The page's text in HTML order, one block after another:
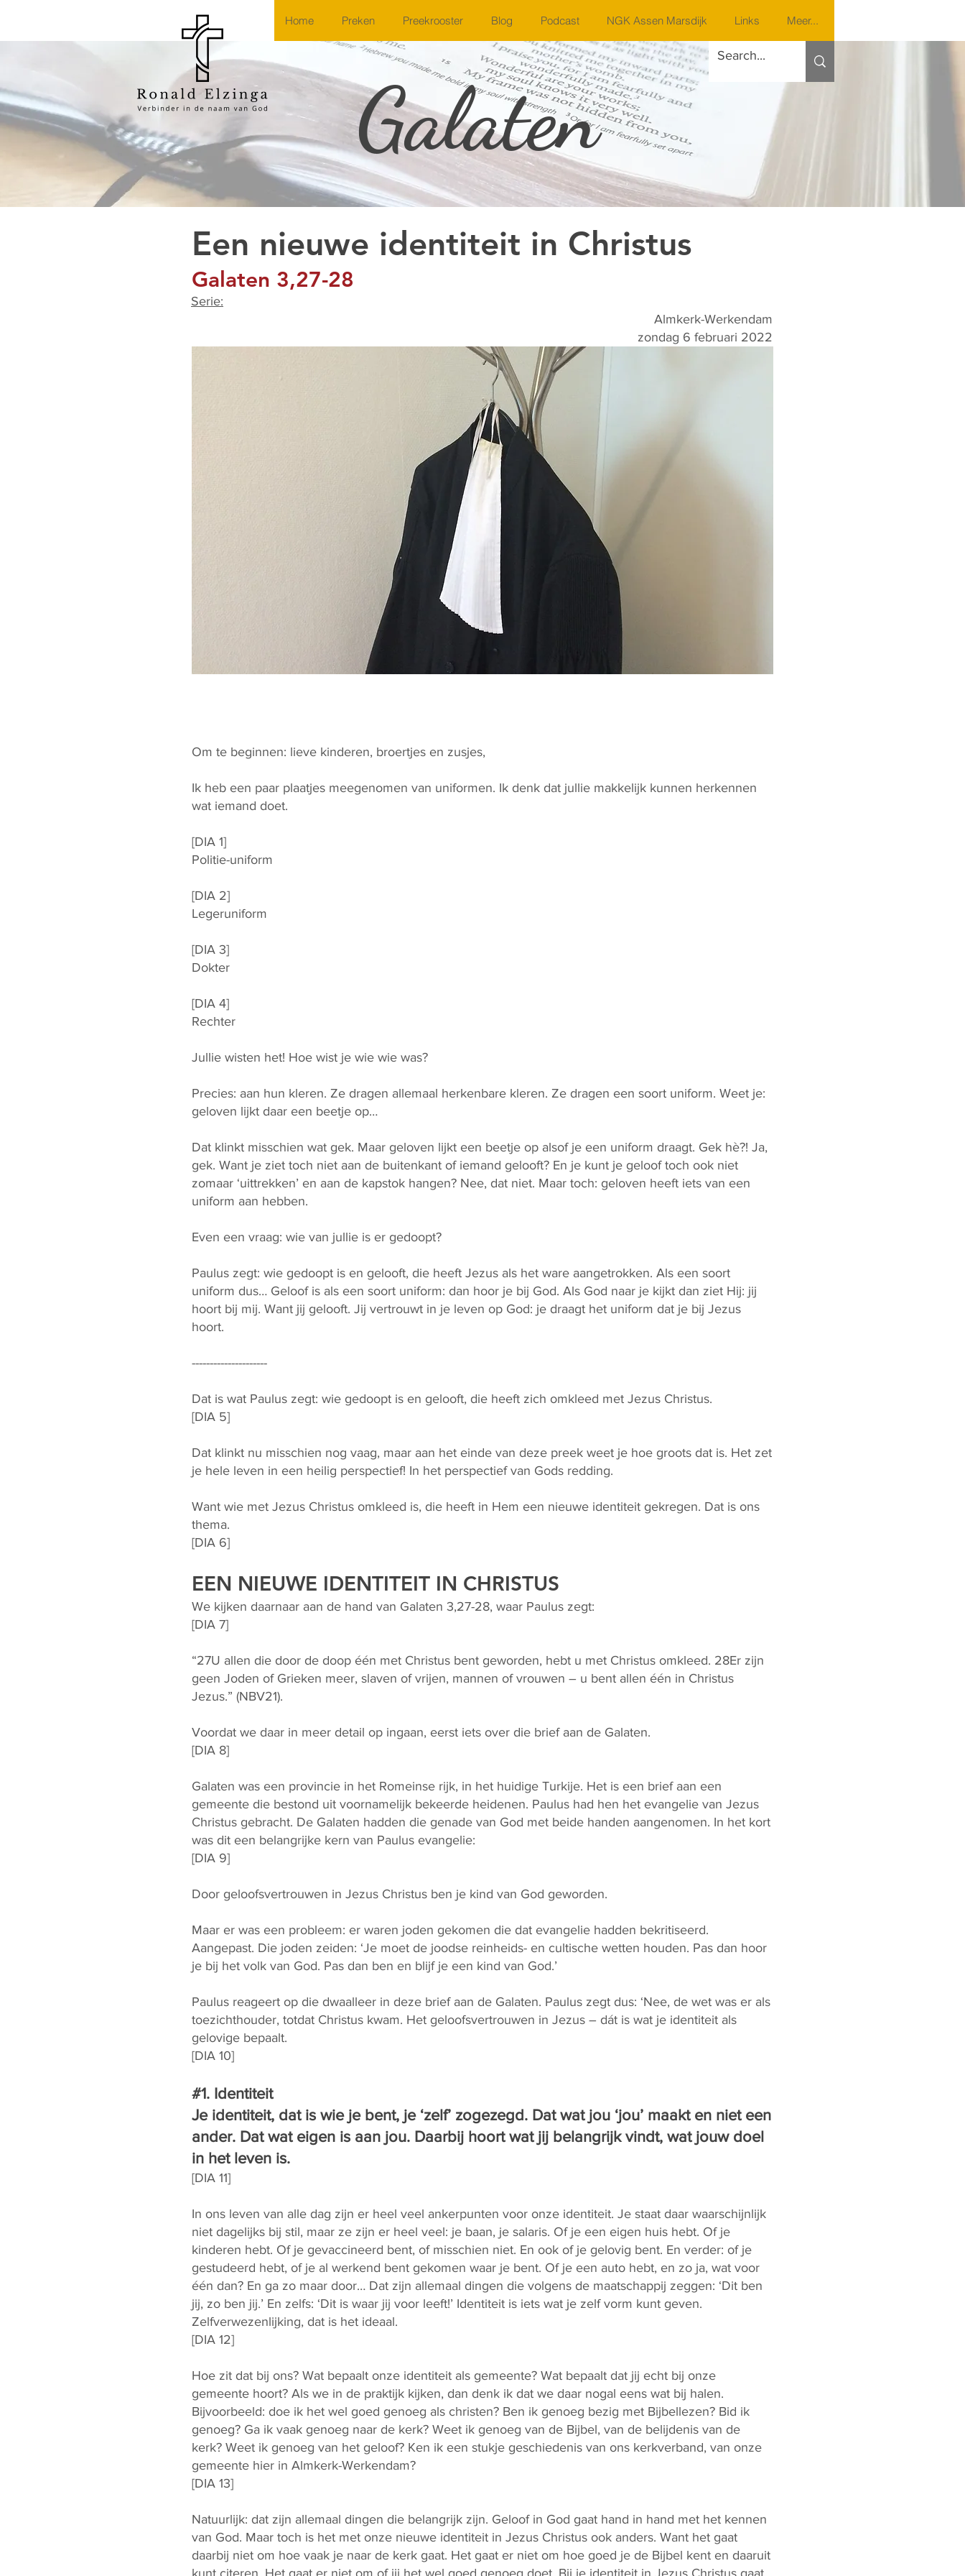
Home Preken Preekrooster Blog Podcast NGK Assen Marsdijk Links Meer...
Galaten
Een nieuwe identiteit in Christus
Galaten 3,27-28
Serie:
Almkerk-Werkendam
zondag 6 februari 2022
Om te beginnen: lieve kinderen, broertjes en zusjes,
Ik heb een paar plaatjes meegenomen van uniformen. Ik denk dat jullie makkelijk kunnen herkennen
wat iemand doet.
[DIA 1]
Politie-uniform
[DIA 2]
Legeruniform
[DIA 3]
Dokter
[DIA 4]
Rechter
Jullie wisten het! Hoe wist je wie wie was?
Precies: aan hun kleren. Ze dragen allemaal herkenbare kleren. Ze dragen een soort uniform. Weet je:
geloven lijkt daar een beetje op…
Dat klinkt misschien wat gek. Maar geloven lijkt een beetje op alsof je een uniform draagt. Gek hè?! Ja,
gek. Want je ziet toch niet aan de buitenkant of iemand gelooft? En je kunt je geloof toch ook niet
zomaar ‘uittrekken’ en aan de kapstok hangen? Nee, dat niet. Maar toch: geloven heeft iets van een
uniform aan hebben.
Even een vraag: wie van jullie is er gedoopt?
Paulus zegt: wie gedoopt is en gelooft, die heeft Jezus als het ware aangetrokken. Als een soort
uniform dus… Geloof is als een soort uniform: dan hoor je bij God. Als God naar je kijkt dan ziet Hij: jij
hoort bij mij. Want jij gelooft. Jij vertrouwt in je leven op God: je draagt het uniform dat je bij Jezus
hoort.
---------------------
Dat is wat Paulus zegt: wie gedoopt is en gelooft, die heeft zich omkleed met Jezus Christus.
[DIA 5]
Dat klinkt nu misschien nog vaag, maar aan het einde van deze preek weet je hoe groots dat is. Het zet
je hele leven in een heilig perspectief! In het perspectief van Gods redding.
Want wie met Jezus Christus omkleed is, die heeft in Hem een nieuwe identiteit gekregen. Dat is ons
thema.
[DIA 6]
EEN NIEUWE IDENTITEIT IN CHRISTUS
We kijken daarnaar aan de hand van Galaten 3,27-28, waar Paulus zegt:
[DIA 7]
“27U allen die door de doop één met Christus bent geworden, hebt u met Christus omkleed. 28Er zijn
geen Joden of Grieken meer, slaven of vrijen, mannen of vrouwen – u bent allen één in Christus
Jezus.” (NBV21).
Voordat we daar in meer detail op ingaan, eerst iets over die brief aan de Galaten.
[DIA 8]
Galaten was een provincie in het Romeinse rijk, in het huidige Turkije. Het is een brief aan een
gemeente die bestond uit voornamelijk bekeerde heidenen. Paulus had hen het evangelie van Jezus
Christus gebracht. De Galaten hadden die genade van God met beide handen aangenomen. In het kort
was dit een belangrijke kern van Paulus evangelie:
[DIA 9]
Door geloofsvertrouwen in Jezus Christus ben je kind van God geworden.
Maar er was een probleem: er waren joden gekomen die dat evangelie hadden bekritiseerd.
Aangepast. Die joden zeiden: ‘Je moet de joodse reinheids- en cultische wetten houden. Pas dan hoor
je bij het volk van God. Pas dan ben en blijf je een kind van God.’
Paulus reageert op die dwaalleer in deze brief aan de Galaten. Paulus zegt dus: ‘Nee, de wet was er als
toezichthouder, totdat Christus kwam. Het geloofsvertrouwen in Jezus – dát is wat je identiteit als
gelovige bepaalt.
[DIA 10]
#1. Identiteit
Je identiteit, dat is wie je bent, je ‘zelf’ zogezegd. Dat wat jou ‘jou’ maakt en niet een
ander. Dat wat eigen is aan jou. Daarbij hoort wat jij belangrijk vindt, wat jouw doel
in het leven is.
[DIA 11]
In ons leven van alle dag zijn er heel veel ankerpunten voor onze identiteit. Je staat daar waarschijnlijk
niet dagelijks bij stil, maar ze zijn er heel veel: je baan, je salaris. Of je een eigen huis hebt. Of je
kinderen hebt. Of je gevaccineerd bent, of misschien niet. En ook of je gelovig bent. En verder: of je
gestudeerd hebt, of je al werkend bent gekomen waar je bent. Of je een auto hebt, en zo ja, wat voor
één dan? En ga zo maar door… Dat zijn allemaal dingen die volgens de maatschappij zeggen: ‘Dit ben
jij, zo ben jij.’ En zelfs: ‘Dit is waar jij voor leeft!’ Identiteit is iets wat je zelf vorm kunt geven.
Zelfverwezenlijking, dat is het ideaal.
[DIA 12]
Hoe zit dat bij ons? Wat bepaalt onze identiteit als gemeente? Wat bepaalt dat jij echt bij onze
gemeente hoort? Als we in de praktijk kijken, dan denk ik dat we daar nogal eens wat bij halen.
Bijvoorbeeld: doe ik het wel goed genoeg als christen? Ben ik genoeg bezig met Bijbellezen? Bid ik
genoeg? Ga ik vaak genoeg naar de kerk? Weet ik genoeg van de Bijbel, van de belijdenis van de
kerk? Weet ik genoeg van het geloof? Ken ik een stukje geschiedenis van ons kerkverband, van onze
gemeente hier in Almkerk-Werkendam?
[DIA 13]
Natuurlijk: dat zijn allemaal dingen die belangrijk zijn. Geloof in God gaat hand in hand met het kennen
van God. Maar toch is het met onze nieuwe identiteit in Jezus Christus ook anders. Want het gaat
daarbij niet om hoe vaak je naar de kerk gaat. Het gaat er niet om hoe goed je de Bijbel kent en daaruit
kunt citeren. Het gaat er niet om of jij het wel goed genoeg doet. Bij je identiteit in Jezus Christus gaat